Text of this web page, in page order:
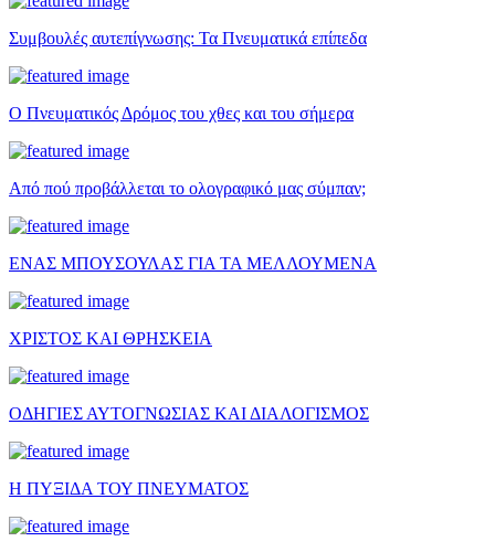
Συμβουλές αυτεπίγνωσης: Τα Πνευματικά επίπεδα
Ο Πνευματικός Δρόμος του χθες και του σήμερα
Από πού προβάλλεται το ολογραφικό μας σύμπαν;
ΕΝΑΣ ΜΠΟΥΣΟΥΛΑΣ ΓΙΑ ΤΑ ΜΕΛΛΟΥΜΕΝΑ
ΧΡΙΣΤΟΣ ΚΑΙ ΘΡΗΣΚΕΙΑ
ΟΔΗΓΙΕΣ ΑΥΤΟΓΝΩΣΙΑΣ ΚΑΙ ΔΙΑΛΟΓΙΣΜΟΣ
Η ΠΥΞΙΔΑ ΤΟΥ ΠΝΕΥΜΑΤΟΣ